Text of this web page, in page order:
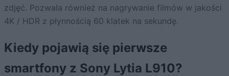
zdjęć. Pozwala również na nagrywanie filmów w jakości
4K / HDR z płynnością 60 klatek na sekundę.
Kiedy pojawią się pierwsze
smartfony z Sony Lytia L910?